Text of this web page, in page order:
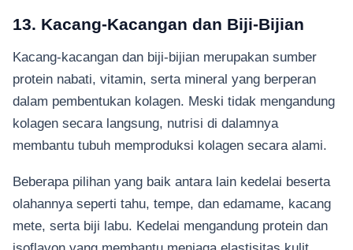
13. Kacang-Kacangan dan Biji-Bijian
Kacang-kacangan dan biji-bijian merupakan sumber
protein nabati, vitamin, serta mineral yang berperan
dalam pembentukan kolagen. Meski tidak mengandung
kolagen secara langsung, nutrisi di dalamnya
membantu tubuh memproduksi kolagen secara alami.
Beberapa pilihan yang baik antara lain kedelai beserta
olahannya seperti tahu, tempe, dan edamame, kacang
mete, serta biji labu. Kedelai mengandung protein dan